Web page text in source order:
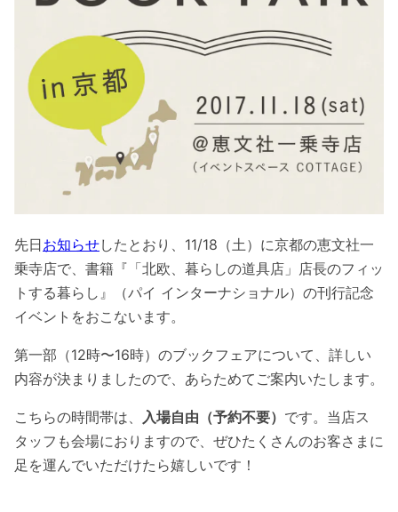
先日お知らせしたとおり、11/18（土）に京都の恵文社一
乗寺店で、書籍『「北欧、暮らしの道具店」店長のフィッ
トする暮らし』（パイ インターナショナル）の刊行記念
イベントをおこないます。
第一部（12時〜16時）のブックフェアについて、詳しい
内容が決まりましたので、あらためてご案内いたします。
こちらの時間帯は、 入場自由（予約不要） です。当店ス
タッフも会場におりますので、ぜひたくさんのお客さまに
足を運んでいただけたら嬉しいです！